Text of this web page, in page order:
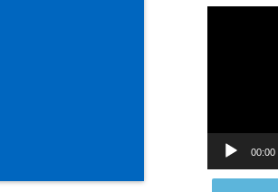
00:00